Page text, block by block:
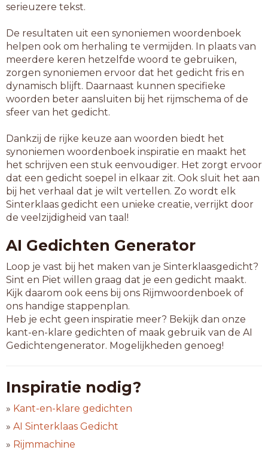
serieuzere tekst.
De resultaten uit een synoniemen woordenboek
helpen ook om herhaling te vermijden. In plaats van
meerdere keren hetzelfde woord te gebruiken,
zorgen synoniemen ervoor dat het gedicht fris en
dynamisch blijft. Daarnaast kunnen specifieke
woorden beter aansluiten bij het rijmschema of de
sfeer van het gedicht.
Dankzij de rijke keuze aan woorden biedt het
synoniemen woordenboek inspiratie en maakt het
het schrijven een stuk eenvoudiger. Het zorgt ervoor
dat een gedicht soepel in elkaar zit. Ook sluit het aan
bij het verhaal dat je wilt vertellen. Zo wordt elk
Sinterklaas gedicht een unieke creatie, verrijkt door
de veelzijdigheid van taal!
AI Gedichten Generator
Loop je vast bij het maken van je Sinterklaasgedicht?
Sint en Piet willen graag dat je een gedicht maakt.
Kijk daarom ook eens bij ons Rijmwoordenboek of
ons handige stappenplan.
Heb je echt geen inspiratie meer? Bekijk dan onze
kant-en-klare gedichten of maak gebruik van de AI
Gedichtengenerator. Mogelijkheden genoeg!
Inspiratie nodig?
» Kant-en-klare gedichten
» AI Sinterklaas Gedicht
» Rijmmachine